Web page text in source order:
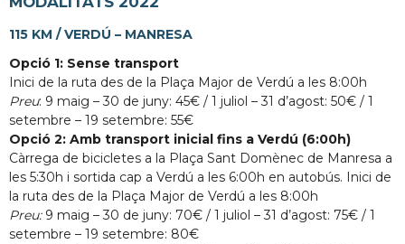
115 KM / VERDÚ – MANRESA
Opció 1: Sense transport
Inici de la ruta des de la Plaça Major de Verdú a les 8:00h
Preu: 9 maig – 30 de juny: 45€ / 1 juliol – 31 d’agost: 50€ / 1
setembre – 19 setembre: 55€
Opció 2: Amb transport inicial fins a Verdú (6:00h)
Càrrega de bicicletes a la Plaça Sant Domènec de Manresa a
les 5:30h i sortida cap a Verdú a les 6:00h en autobús. Inici de
la ruta des de la Plaça Major de Verdú a les 8:00h
Preu:9 maig – 30 de juny: 70€ / 1 juliol – 31 d’agost: 75€ / 1
setembre – 19 setembre: 80€